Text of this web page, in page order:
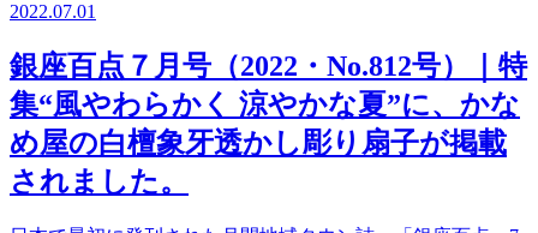
2022.07.01
銀座百点７月号（2022・No.812号）｜特
集“風やわらかく 涼やかな夏”に、かな
め屋の白檀象牙透かし彫り扇子が掲載
されました。